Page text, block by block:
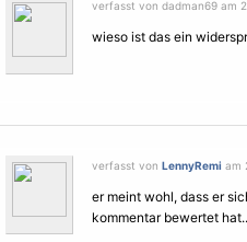
verfasst von dadman69 am
wieso ist das ein
verfasst von LennyRemi am
er meint wohl, dass er
kommentar bewertet